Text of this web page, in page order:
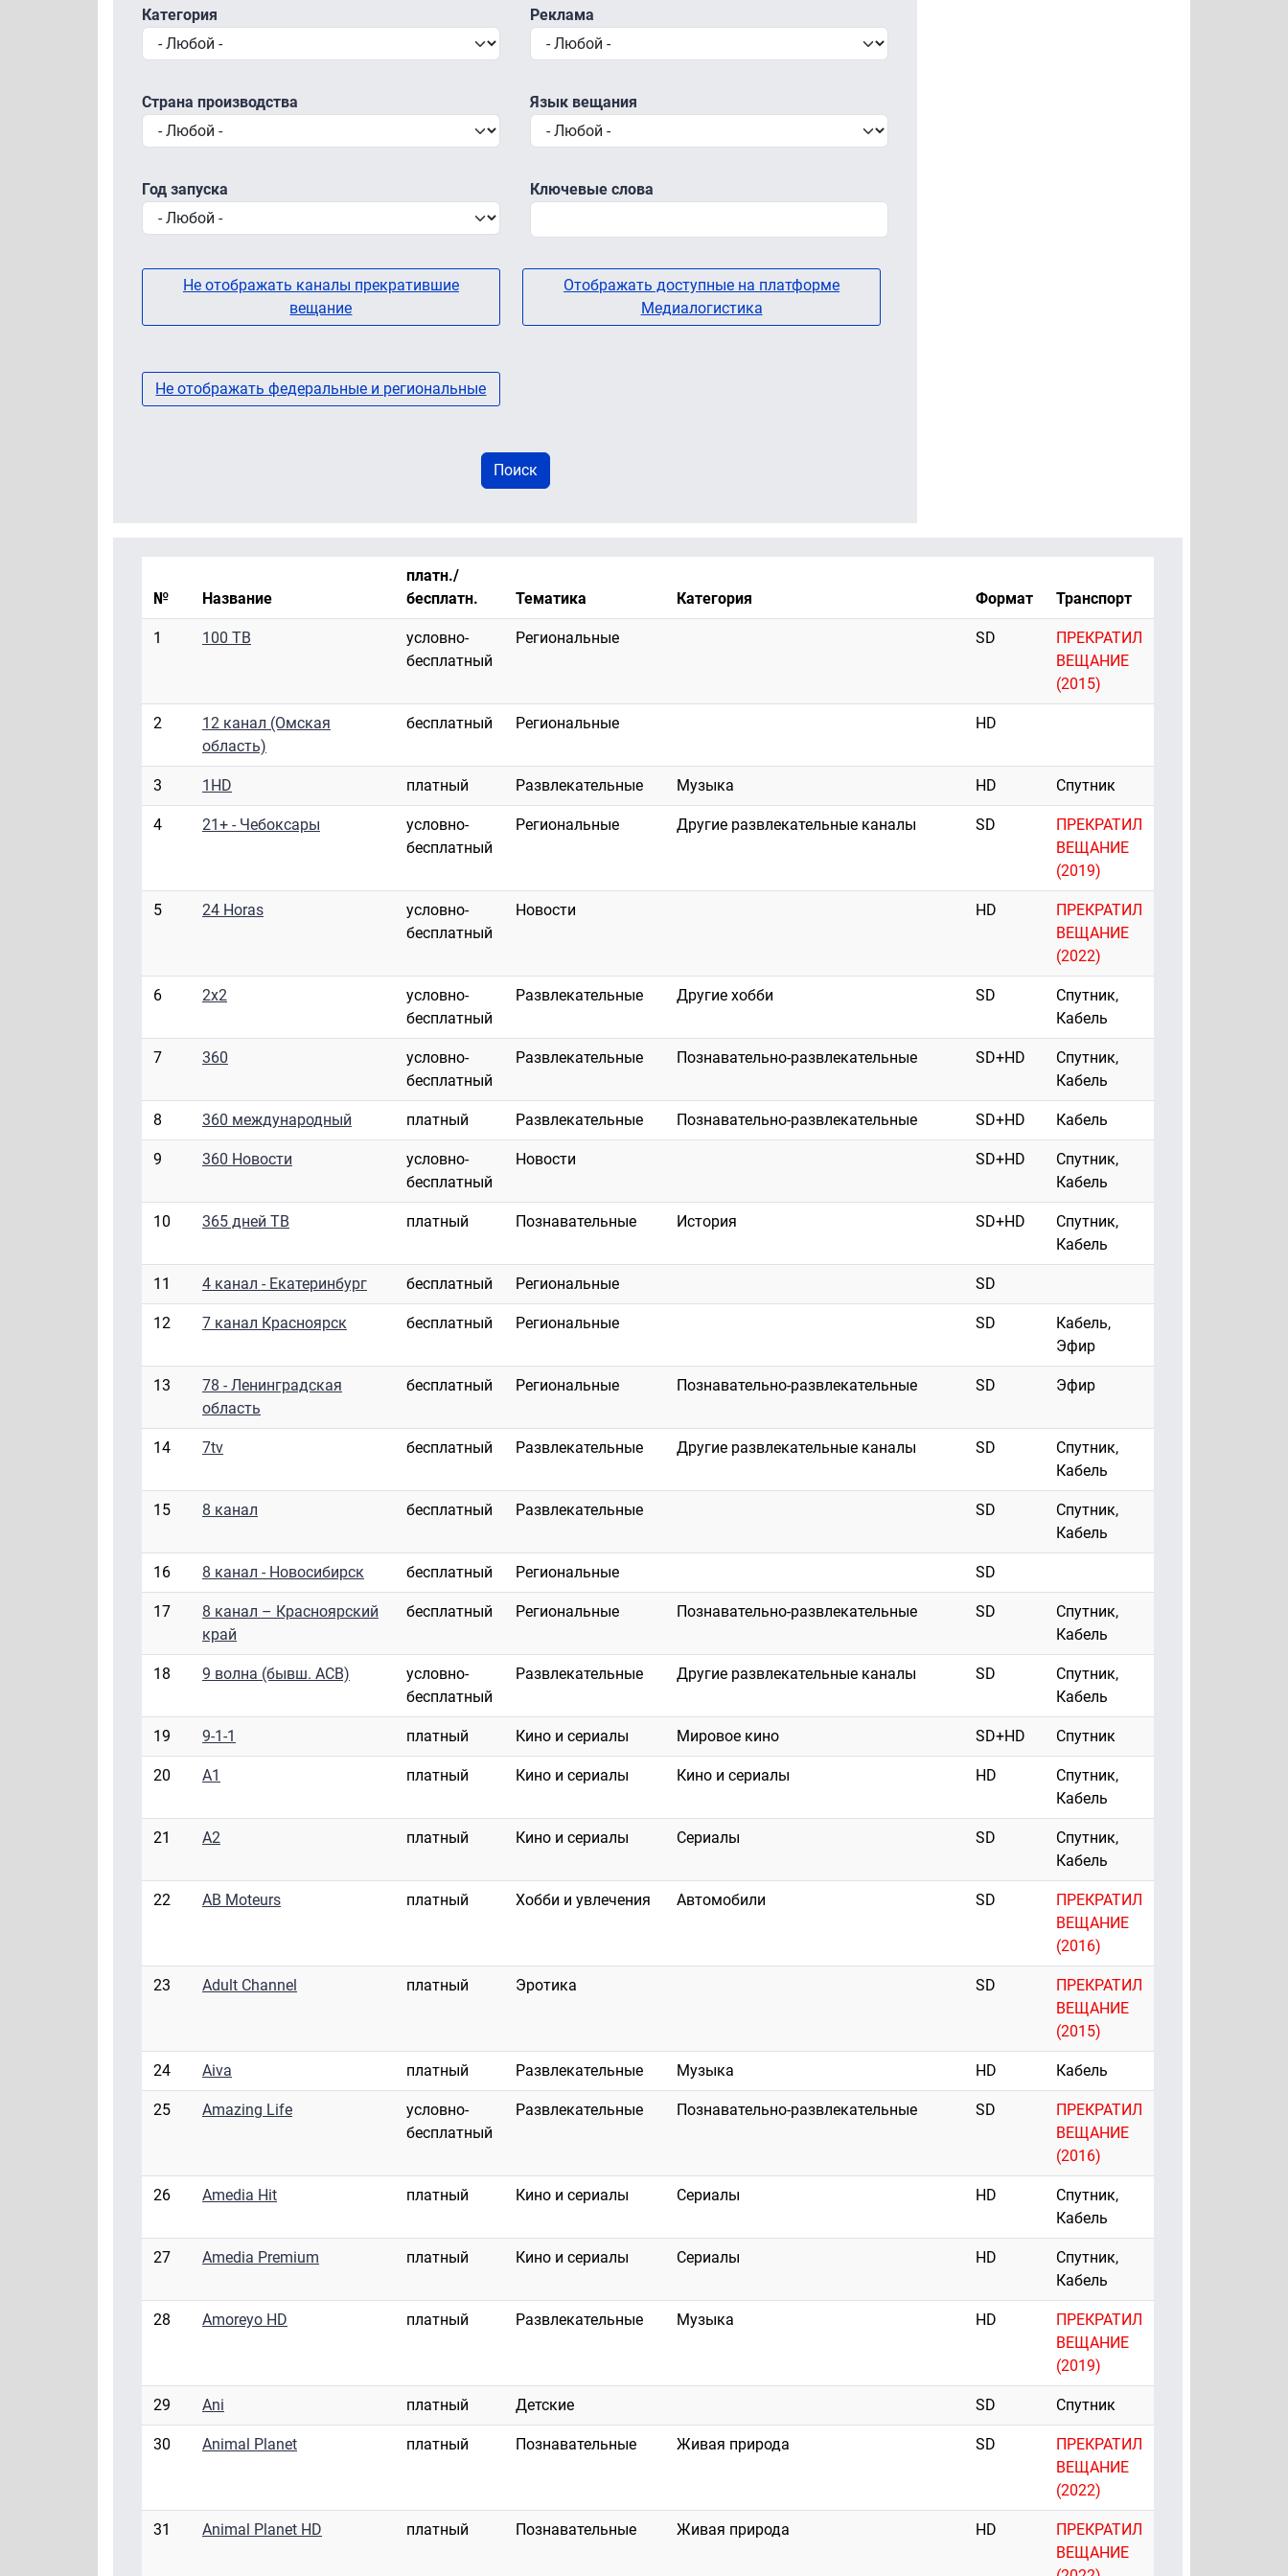
Категория Реклама
Страна производства Язык вещания
Год запуска Ключевые слова
Не отображать каналы прекратившие
вещание
Отображать доступные на платформе
Медиалогистика
Не отображать федеральные и региональные
№ Название
платн./
бесплатн.
Тематика Категория Формат Транспорт
1 100 ТВ
условно-
бесплатный
Региональные SD
ПРЕКРАТИЛ
ВЕЩАНИЕ
(2015)
2
12 канал (Омская
область)
бесплатный Региональные HD
3 1HD платный Развлекательные Музыка HD Спутник
4 21+ - Чебоксары
условно-
бесплатный
Региональные Другие развлекательные каналы SD
ПРЕКРАТИЛ
ВЕЩАНИЕ
(2019)
5 24 Horas
условно-
бесплатный
Новости HD
ПРЕКРАТИЛ
ВЕЩАНИЕ
(2022)
6 2x2
условно-
бесплатный
Развлекательные Другие хобби SD
Спутник,
Кабель
7 360
условно-
бесплатный
Развлекательные Познавательно-развлекательные SD+HD
Спутник,
Кабель
8 360 международный платный Развлекательные Познавательно-развлекательные SD+HD Кабель
9 360 Новости
условно-
бесплатный
Новости SD+HD
Спутник,
Кабель
10 365 дней ТВ платный Познавательные История SD+HD
Спутник,
Кабель
11 4 канал - Екатеринбург бесплатный Региональные SD
12 7 канал Красноярск бесплатный Региональные SD
Кабель,
Эфир
13
78 - Ленинградская
область
бесплатный Региональные Познавательно-развлекательные SD Эфир
14 7tv бесплатный Развлекательные Другие развлекательные каналы SD
Спутник,
Кабель
15 8 канал бесплатный Развлекательные SD
Спутник,
Кабель
16 8 канал - Новосибирск бесплатный Региональные SD
17
8 канал – Красноярский
край
бесплатный Региональные Познавательно-развлекательные SD
Спутник,
Кабель
18 9 волна (бывш. АСВ)
условно-
бесплатный
Развлекательные Другие развлекательные каналы SD
Спутник,
Кабель
19 9-1-1 платный Кино и сериалы Мировое кино SD+HD Спутник
20 A1 платный Кино и сериалы Кино и сериалы HD
Спутник,
Кабель
21 A2 платный Кино и сериалы Сериалы SD
Спутник,
Кабель
22 AB Moteurs платный Хобби и увлечения Автомобили SD
ПРЕКРАТИЛ
ВЕЩАНИЕ
(2016)
23 Adult Channel платный Эротика SD
ПРЕКРАТИЛ
ВЕЩАНИЕ
(2015)
24 Aiva платный Развлекательные Музыка HD Кабель
25 Amazing Life
условно-
бесплатный
Развлекательные Познавательно-развлекательные SD
ПРЕКРАТИЛ
ВЕЩАНИЕ
(2016)
26 Amedia Hit платный Кино и сериалы Сериалы HD
Спутник,
Кабель
27 Amedia Premium платный Кино и сериалы Сериалы HD
Спутник,
Кабель
28 Amoreyo HD платный Развлекательные Музыка HD
ПРЕКРАТИЛ
ВЕЩАНИЕ
(2019)
29 Ani платный Детские SD Спутник
30 Animal Planet платный Познавательные Живая природа SD
ПРЕКРАТИЛ
ВЕЩАНИЕ
(2022)
31 Animal Planet HD платный Познавательные Живая природа HD
ПРЕКРАТИЛ
ВЕЩАНИЕ